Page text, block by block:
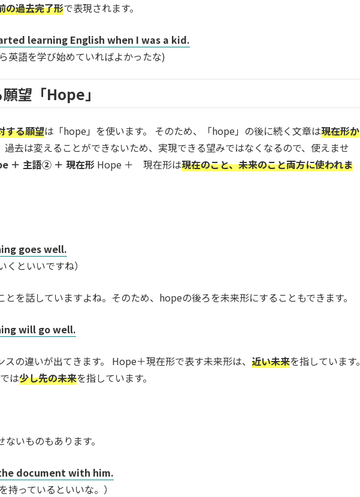
の過去完了形で表現されます。
learning English when I was a kid.
英語を学び始めていればよかったな)
望「Hope」
する願望は「hope」を使います。 そのため、「hope」の後に続く文章は現在形か
過去は変えることができないため、実現できる望みではなくなるので、使えませ
＋ 主語② ＋ 現在形 Hope ＋ 現在形は現在のこと、未来のこと両方に使われま
goes well.
くといいですね）
とを話していますよね。そのため、hopeの後ろを未来形にすることもできます。
will go well.
スの違いが出てきます。 Hope＋現在形で表す未来形は、 近い未来を指しています
は少し先の未来を指しています。
いものもあります。
document with him.
持っているといいな。）